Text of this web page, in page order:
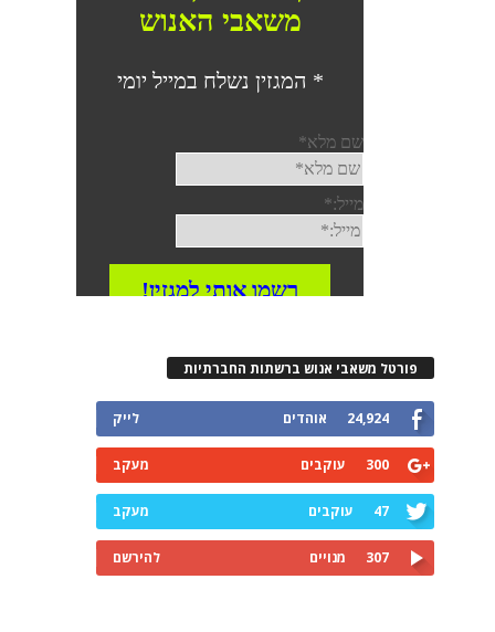
פורטל משאבי אנוש ברשתות החברתיות
24,924 אוהדים לייק
300 עוקבים מעקב
47 עוקבים מעקב
307 מנויים להירשם